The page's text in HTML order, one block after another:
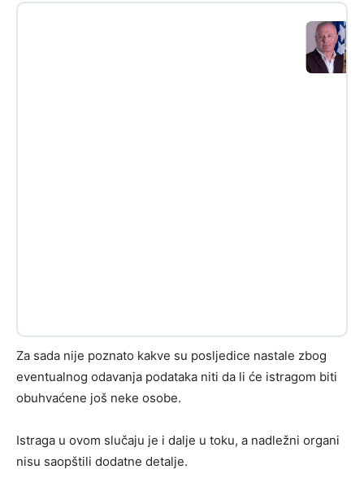
Za sada nije poznato kakve su posljedice nastale zbog
eventualnog odavanja podataka niti da li će istragom biti
obuhvaćene još neke osobe.
Istraga u ovom slučaju je i dalje u toku, a nadležni organi
nisu saopštili dodatne detalje.